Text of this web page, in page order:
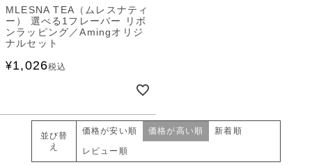
MLESNA TEA（ムレスナティ
ー） 選べる1フレーバー リボ
ンラッピング／Amingオリジ
ナルセット
¥1,026税込
並び替
え
価格が安い順 価格が高い順 新着順
レビュー順